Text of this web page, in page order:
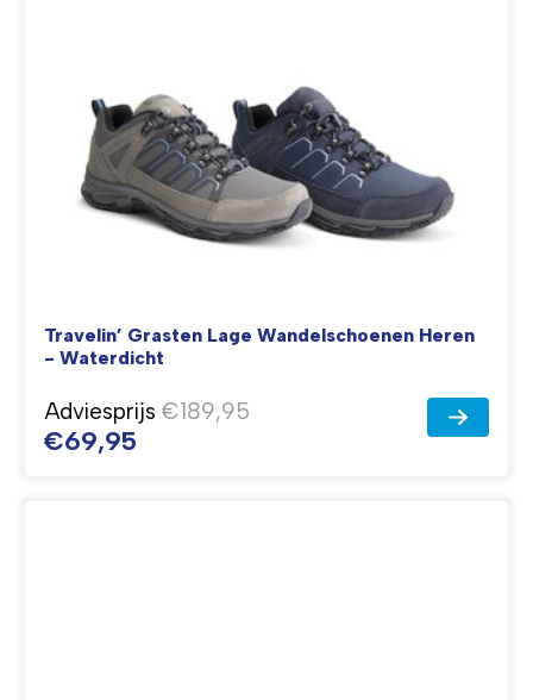
Travelin’ Grasten Lage Wandelschoenen Heren
- Waterdicht
Adviesprijs €189,95
€69,95